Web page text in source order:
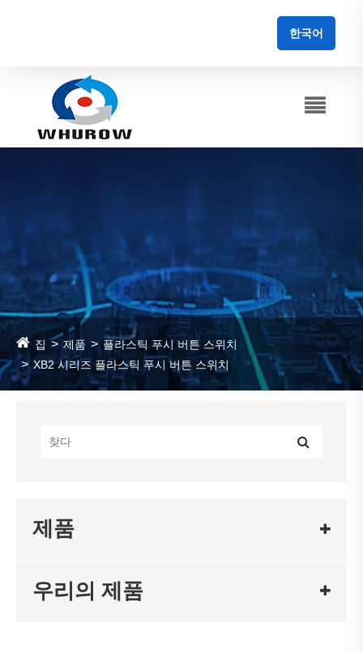
한국어
집 제품
플라스틱 푸시 버튼 스위치
XB2 시리즈 플라스틱 푸시 버튼 스위치
제품
우리의 제품